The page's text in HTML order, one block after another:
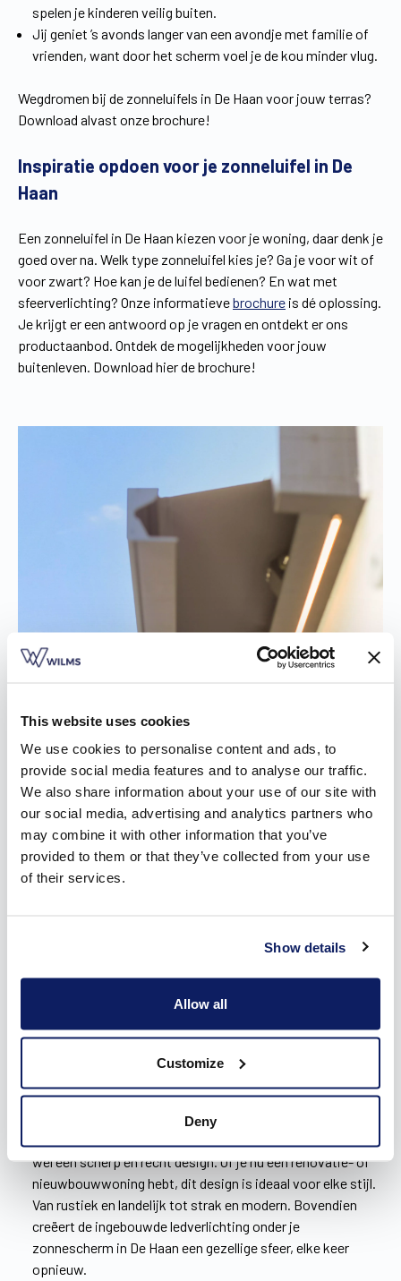
This website uses cookies
We use cookies to personalise content and ads, to
provide social media features and to analyse our traffic.
We also share information about your use of our site with
our social media, advertising and analytics partners who
may combine it with other information that you’ve
provided to them or that they’ve collected from your use
of their services.
Show details
Allow all
Customize
Deny
spelen je kinderen veilig buiten.
Jij geniet ’s avonds langer van een avondje met familie of
vrienden, want door het scherm voel je de kou minder vlug.
Wegdromen bij de zonneluifels in De Haan voor jouw terras?
Download alvast onze brochure!
Inspiratie opdoen voor je zonneluifel in De
Haan
Een zonneluifel in De Haan kiezen voor je woning, daar denk je
goed over na. Welk type zonneluifel kies je? Ga je voor wit of
voor zwart? Hoe kan je de luifel bedienen? En wat met
sfeerverlichting? Onze informatievebrochure is dé oplossing.
Je krijgt er een antwoord op je vragen en ontdekt er ons
productaanbod. Ontdek de mogelijkheden voor jouw
buitenleven. Download hier de brochure!
Onze drie types zonneluifels
Bij Wilms vind je drie types zonneluifels terug in het aanbod.
Ze getuigen van een sterk staaltje spitstechnologie in een
wel een scherp en recht design. Of je nu een renovatie- of
nieuwbouwwoning hebt, dit design is ideaal voor elke stijl.
Van rustiek en landelijk tot strak en modern. Bovendien
creëert de ingebouwde ledverlichting onder je
zonnescherm in De Haan een gezellige sfeer, elke keer
opnieuw.